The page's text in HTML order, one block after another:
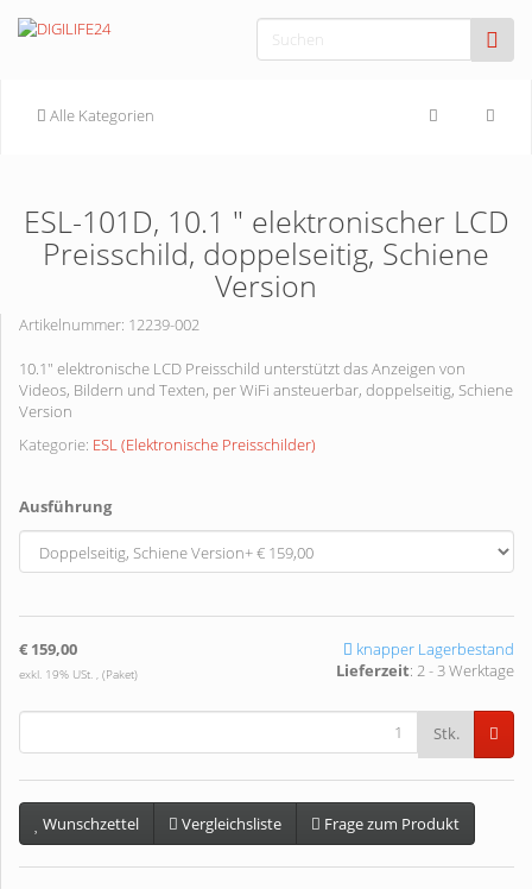
Alle Kategorien
ESL-101D, 10.1 " elektronischer LCD
Preisschild, doppelseitig, Schiene
Version
Artikelnummer: 12239-002
10.1" elektronische LCD Preisschild unterstützt das Anzeigen von
Videos, Bildern und Texten, per WiFi ansteuerbar, doppelseitig, Schiene
Version
Kategorie: ESL (Elektronische Preisschilder)
Ausführung
€ 159,00
exkl. 19% USt. , (Paket)
knapper Lagerbestand
Lieferzeit: 2 - 3 Werktage
Stk.
Wunschzettel Vergleichsliste Frage zum Produkt